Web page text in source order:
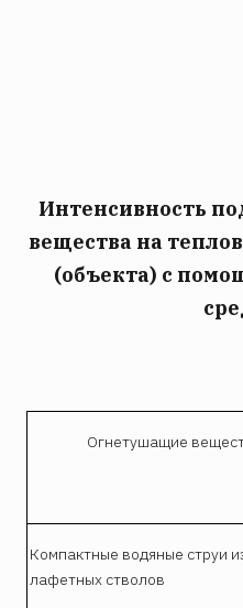
Интенсивность
вещества на
(объекта) с
Огнетушащие
Компактные водяные струи
лафетных стволов